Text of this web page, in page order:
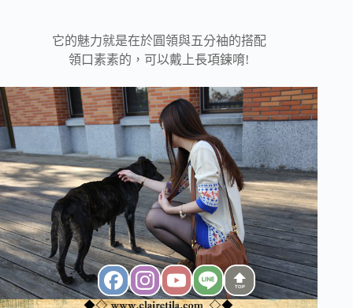
它的魅力就是在於圓領與五分袖的搭配
領口素素的，可以戴上長項鍊唷!
TOP